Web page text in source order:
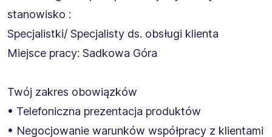
stanowisko :
Specjalistki/ Specjalisty ds. obsługi klienta
Miejsce pracy: Sadkowa Góra
Twój zakres obowiązków
• Telefoniczna prezentacja produktów
• Negocjowanie warunków współpracy z klientami